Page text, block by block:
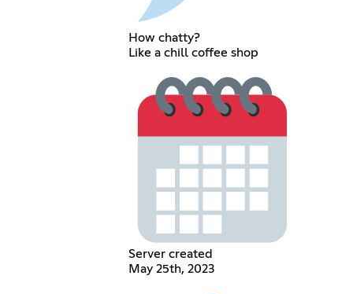
How chatty?
Like a chill coffee shop
Server created
May 25th, 2023